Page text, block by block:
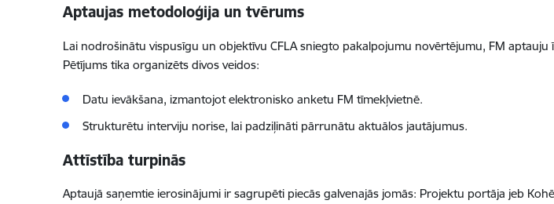
Aptaujas metodoloģija un tvērums
Lai nodrošinātu vispusīgu un objektīvu CFLA sniegto pakalpojumu novērtējumu, FM aptauju
Pētījums tika organizēts divos veidos:
Datu ievākšana, izmantojot elektronisko anketu FM tīmekļvietnē.
Strukturētu interviju norise, lai padziļināti pārrunātu aktuālos jautājumus.
Attīstība turpinās
Aptaujā saņemtie ierosinājumi ir sagrupēti piecās galvenajās jomās: Projektu portāja jeb